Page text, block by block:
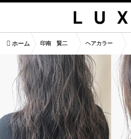
ホーム 印南 賢二 ヘアカラー